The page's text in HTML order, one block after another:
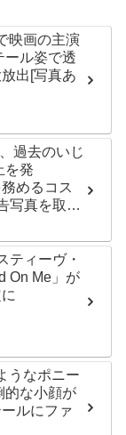
映画の主演
ール姿で透
出[写真あ
過去のいじ
を発
めるコス
写真を取り
ティーヴ・
On Me」が
うなポニー
的な小顔が
ルにファ